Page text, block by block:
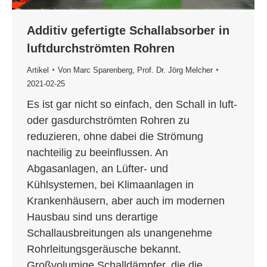
Additiv gefertigte Schallabsorber in
luftdurchströmten Rohren
Artikel Von Marc Sparenberg Prof. Dr. Jörg Melcher
2021-02-25
Es ist gar nicht so einfach, den Schall in luft-
oder gasdurchströmten Rohren zu
reduzieren, ohne dabei die Strömung
nachteilig zu beeinflussen. An
Abgasanlagen, an Lüfter- und
Kühlsystemen, bei Klimaanlagen in
Krankenhäusern, aber auch im modernen
Hausbau sind uns derartige
Schallausbreitungen als unangenehme
Rohrleitungsgeräusche bekannt.